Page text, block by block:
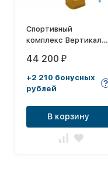
Спортивный
комплекс Вертикаль-
3 м
44 200 ₽
+2 210 бонусных
рублей
В корзину